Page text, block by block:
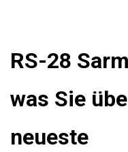
RS-28
was Sie
neueste